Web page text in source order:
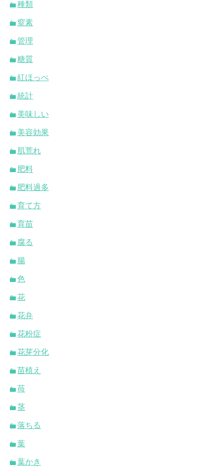
種類
窒素
管理
糖質
紅ほっぺ
統計
美味しい
美容効果
肌荒れ
肥料
肥料過多
育て方
育苗
腐る
腸
色
花
花弁
花粉症
花芽分化
苗植え
苺
茎
落ちる
葉
葉かき